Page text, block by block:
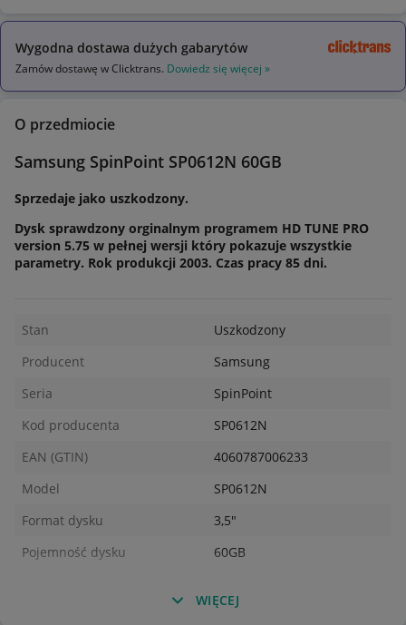
Wygodna dostawa dużych gabarytów
Zamów dostawę w Clicktrans. Dowiedz się więcej »
O przedmiocie
Samsung SpinPoint SP0612N 60GB
Sprzedaje jako uszkodzony.
Dysk sprawdzony orginalnym programem HD TUNE PRO
version 5.75 w pełnej wersji który pokazuje wszystkie
parametry. Rok produkcji 2003. Czas pracy 85 dni.
Stan
Uszkodzony
Producent
Samsung
Seria
SpinPoint
Kod producenta
SP0612N
EAN (GTIN)
4060787006233
Model
SP0612N
Format dysku
3,5"
Pojemność dysku
60GB
WIĘCEJ